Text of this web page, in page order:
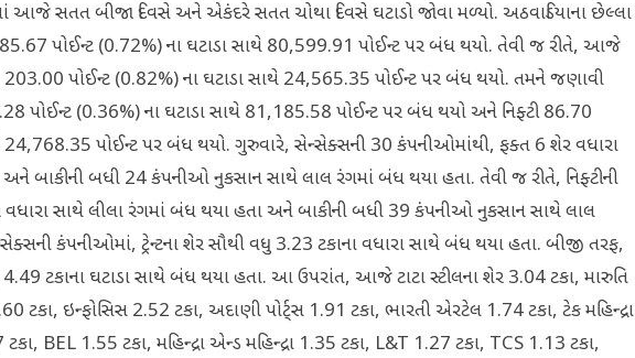
આજે સતત બીજા દિવસે અને એકંદરે સતત ચોથા દિવસે ઘટાડો જોવા મળ્યો. અઠવાડિયાના છેલ્લા
પોઈન્ટ (0.72%) ના ઘટાડા સાથે 80,599.91 પોઈન્ટ પર બંધ થયો. તેવી જ રીતે, આજે
203.00 પોઈન્ટ (0.82%) ના ઘટાડા સાથે 24,565.35 પોઈન્ટ પર બંધ થયો. તમને જણાવી
પોઈન્ટ (0.36%) ના ઘટાડા સાથે 81,185.58 પોઈન્ટ પર બંધ થયો અને નિફ્ટી 86.70
24,768.35 પોઈન્ટ પર બંધ થયો. ગુરુવારે, સેન્સેક્સની 30 કંપનીઓમાંથી, ફક્ત 6 શેર વધારા
બાકીની બધી 24 કંપનીઓ નુકસાન સાથે લાલ રંગમાં બંધ થયા હતા. તેવી જ રીતે, નિફ્ટીની
સાથે લીલા રંગમાં બંધ થયા હતા અને બાકીની બધી 39 કંપનીઓ નુકસાન સાથે લાલ
કંપનીઓમાં, ટ્રેન્ટના શેર સૌથી વધુ 3.23 ટકાના વધારા સાથે બંધ થયા હતા. બીજી તરફ,
ટકાના ઘટાડા સાથે બંધ થયા હતા. આ ઉપરાંત, આજે ટાટા સ્ટીલના શેર 3.04 ટકા, મારુતિ
ટકા, ઇન્ફોસિસ 2.52 ટકા, અદાણી પોર્ટ્સ 1.91 ટકા, ભારતી એરટેલ 1.74 ટકા, ટેક મહિન્દ્રા
BEL 1.55 ટકા, મહિન્દ્રા એન્ડ મહિન્દ્રા 1.35 ટકા, L&T 1.27 ટકા, TCS 1.13 ટકા,